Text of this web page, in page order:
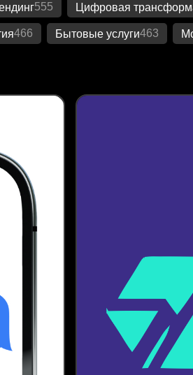
555 Цифровая
466 Бытовые услуги463